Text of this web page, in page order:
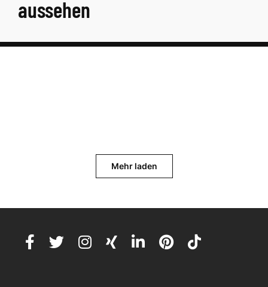
aussehen
Mehr laden